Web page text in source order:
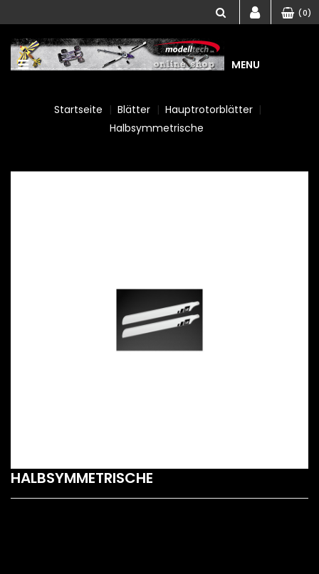
(0)
MENU
Startseite Blätter
Hauptrotorblätter
Halbsymmetrische
HALBSYMMETRISCHE